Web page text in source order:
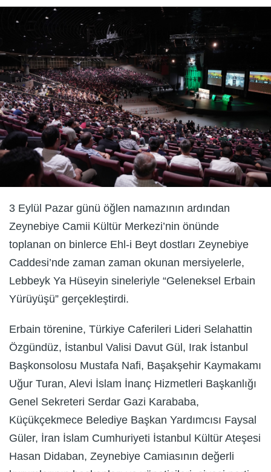
3 Eylül Pazar günü öğlen namazının ardından
Zeynebiye Camii Kültür Merkezi’nin önünde
toplanan on binlerce Ehl-i Beyt dostları Zeynebiye
Caddesi’nde zaman zaman okunan mersiyelerle,
Lebbeyk Ya Hüseyin sineleriyle “Geleneksel Erbain
Yürüyüşü” gerçekleştirdi.
Erbain törenine, Türkiye Caferileri Lideri Selahattin
Özgündüz, İstanbul Valisi Davut Gül, Irak İstanbul
Başkonsolosu Mustafa Nafi, Başakşehir Kaymakamı
Uğur Turan, Alevi İslam İnanç Hizmetleri Başkanlığı
Genel Sekreteri Serdar Gazi Karababa,
Küçükçekmece Belediye Başkan Yardımcısı Faysal
Güler, İran İslam Cumhuriyeti İstanbul Kültür Ateşesi
Hasan Didaban, Zeynebiye Camiasının değerli